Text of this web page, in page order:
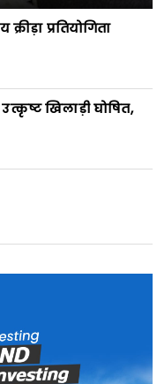
खिलाड़ी घोषित,